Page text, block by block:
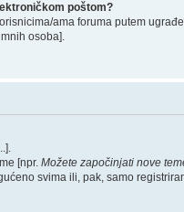
poštom?
ama foruma putem
osoba].
[npr. Možete započinjati nove
svima ili, pak, samo